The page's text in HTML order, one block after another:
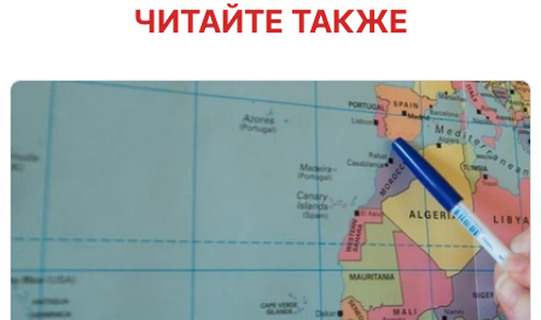
ЧИТАЙТЕ ТАКЖЕ